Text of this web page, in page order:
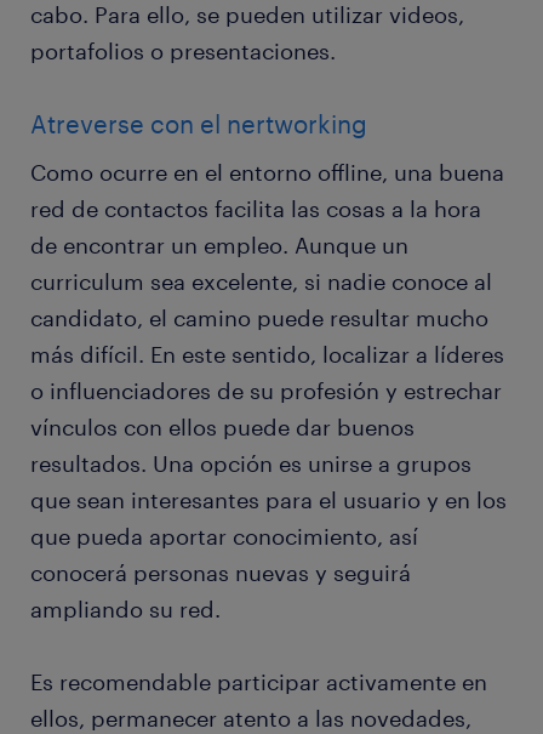
cabo. Para ello, se pueden utilizar videos,
portafolios o presentaciones.
Atreverse con el nertworking
Como ocurre en el entorno offline, una buena
red de contactos facilita las cosas a la hora
de encontrar un empleo. Aunque un
curriculum sea excelente, si nadie conoce al
candidato, el camino puede resultar mucho
más difícil. En este sentido, localizar a líderes
o influenciadores de su profesión y estrechar
vínculos con ellos puede dar buenos
resultados. Una opción es unirse a grupos
que sean interesantes para el usuario y en los
que pueda aportar conocimiento, así
conocerá personas nuevas y seguirá
ampliando su red.
Es recomendable participar activamente en
ellos, permanecer atento a las novedades,